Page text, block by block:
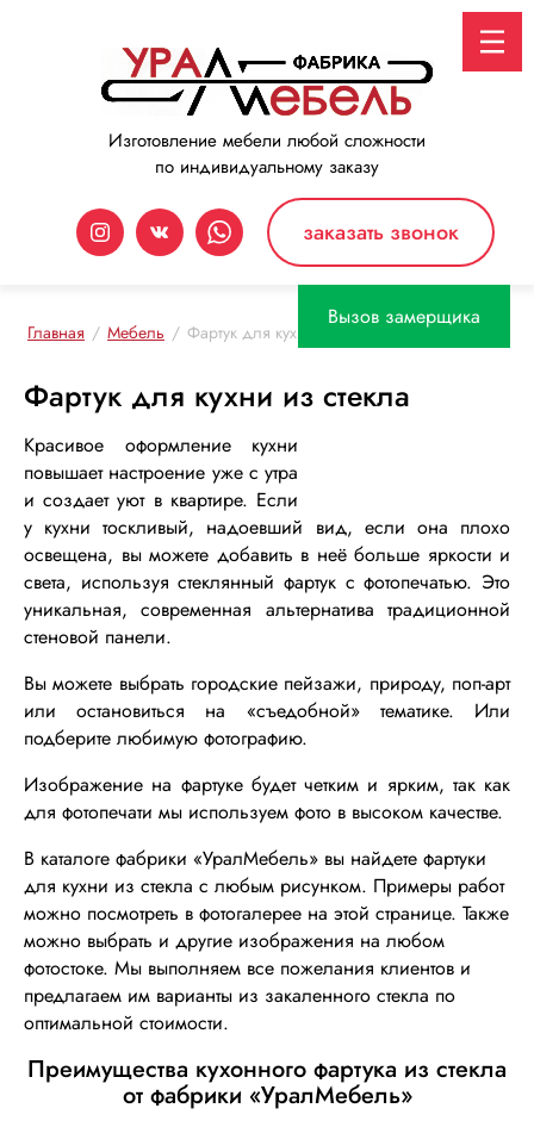
Изготовление мебели любой сложности
по индивидуальному заказу
заказать звонок
Главная / Мебель / Фартук для кухни из стекла
Фартук для кухни из стекла
Вызов замерщика
Красивое оформление кухни
повышает настроение уже с утра
и создает уют в квартире. Если
у кухни тоскливый, надоевший вид, если она плохо
освещена, вы можете добавить в неё больше яркости и
света, используя стеклянный фартук с фотопечатью. Это
уникальная, современная альтернатива традиционной
стеновой панели.
Вы можете выбрать городские пейзажи, природу, поп-арт
или остановиться на «съедобной» тематике. Или
подберите любимую фотографию.
Изображение на фартуке будет четким и ярким, так как
для фотопечати мы используем фото в высоком качестве.
В каталоге фабрики «УралМебель» вы найдете фартуки
для кухни из стекла с любым рисунком. Примеры работ
можно посмотреть в фотогалерее на этой странице. Также
можно выбрать и другие изображения на любом
фотостоке. Мы выполняем все пожелания клиентов и
предлагаем им варианты из закаленного стекла по
оптимальной стоимости.
Преимущества кухонного фартука из стекла
от фабрики «УралМебель»